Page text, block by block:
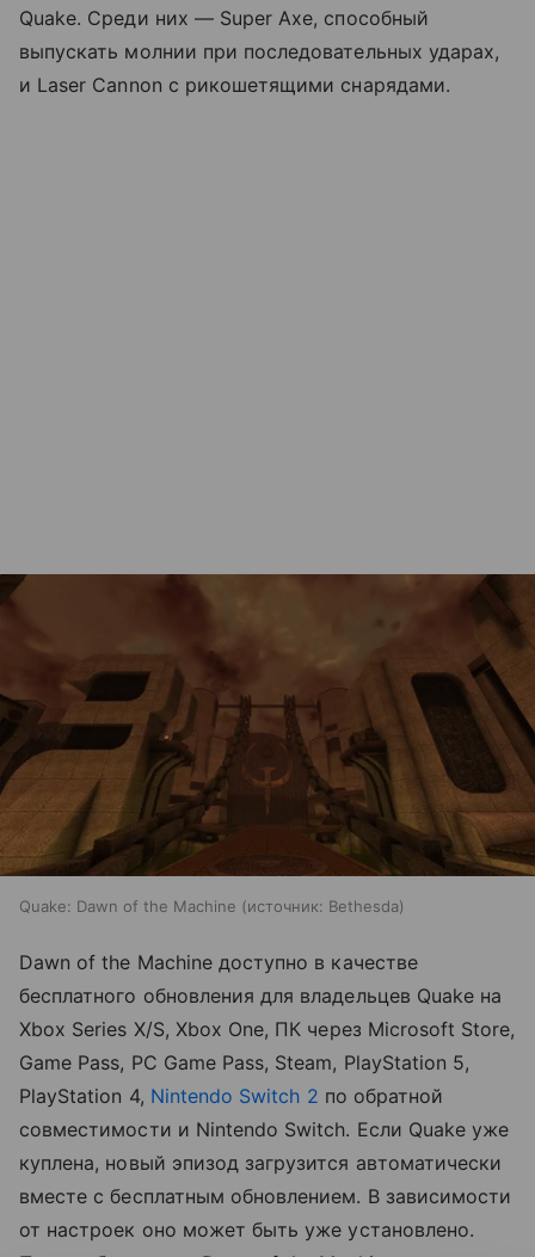
Quake. Среди них — Super Axe, способный
выпускать молнии при последовательных ударах,
и Laser Cannon с рикошетящими снарядами.
Quake: Dawn of the Machine источник: Bethesda
Dawn of the Machine доступно в качестве
бесплатного обновления для владельцев Quake на
Xbox Series X/S, Xbox One, ПК через Microsoft Store,
Game Pass, PC Game Pass, Steam, PlayStation 5,
PlayStation 4, Nintendo Switch 2 по обратной
совместимости и Nintendo Switch. Если Quake уже
куплена, новый эпизод загрузится автоматически
вместе с бесплатным обновлением. В зависимости
от настроек оно может быть уже установлено.